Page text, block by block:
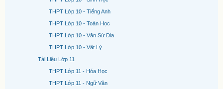
THPT Lớp 10 - Tiếng Anh
THPT Lớp 10 - Toán Học
THPT Lớp 10 - Văn Sử Địa
THPT Lớp 10 - Vật Lý
Tài Liệu Lớp 11
THPT Lớp 11 - Hóa Học
THPT Lớp 11 - Ngữ Văn